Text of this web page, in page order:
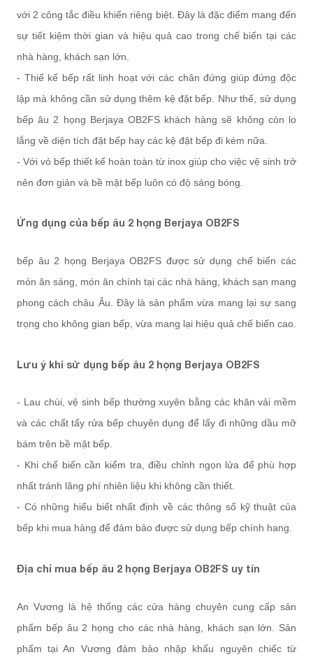
với 2 công tắc điều khiển riêng biệt. Đây là đặc điểm mang đến
sự tiết kiệm thời gian và hiệu quả cao trong chế biến tại các
nhà hàng, khách sạn lớn.
- Thiế kế bếp rất linh hoạt với các chân đứng giúp đứng độc
lập mà không cần sử dụng thêm kệ đặt bếp. Như thế, sử dụng
bếp âu 2 họng Berjaya OB2FS khách hàng sẽ không còn lo
lắng về diện tích đặt bếp hay các kệ đặt bếp đi kém nữa.
- Với vỏ bếp thiết kế hoàn toàn từ inox giúp cho việc vệ sinh trở
nên đơn giản và bề mặt bếp luôn có độ sáng bóng.
Ứng dụng của bếp âu 2 họng Berjaya OB2FS
bếp âu 2 họng Berjaya OB2FS được sử dụng chế biến các
món ăn sáng, món ăn chính tại các nhà hàng, khách sạn mang
phong cách châu Âu. Đây là sản phẩm vừa mang lại sự sang
trọng cho không gian bếp, vừa mang lại hiệu quả chế biến cao.
Lưu ý khi sử dụng bếp âu 2 họng Berjaya OB2FS
- Lau chùi, vệ sinh bếp thường xuyên bằng các khăn vải mềm
và các chất tẩy rửa bếp chuyên dụng để lấy đi những dầu mỡ
bám trên bề mặt bếp.
- Khi chế biến cần kiểm tra, điều chỉnh ngọn lửa để phù hợp
nhất tránh lãng phí nhiên liệu khi không cần thiết.
- Có những hiểu biết nhất định về các thông số kỹ thuật của
bếp khi mua hàng để đảm bảo được sử dụng bếp chính hang.
Địa chỉ mua bếp âu 2 họng Berjaya OB2FS uy tín
An Vương là hệ thống các cửa hàng chuyên cung cấp sản
phẩm bếp âu 2 họng cho các nhà hàng, khách sạn lớn. Sản
phẩm tại An Vương đảm bảo nhập khẩu nguyên chiếc từ